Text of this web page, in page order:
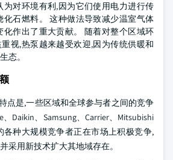
为对环境有利,因为它们使用电力进行传
化石燃料。 这种做法导致减少温室气体
化作出了重大贡献。 随着对整个区域环
视,热泵越来越受欢迎,因为传统供暖和
态。
点是,一些区域和全球参与者之间的竞争
、Daikin、Samsung、Carrier、Mitsubishi
各种大规模竞争者正在市场上积极竞争,
采用新技术扩大其地域存在。